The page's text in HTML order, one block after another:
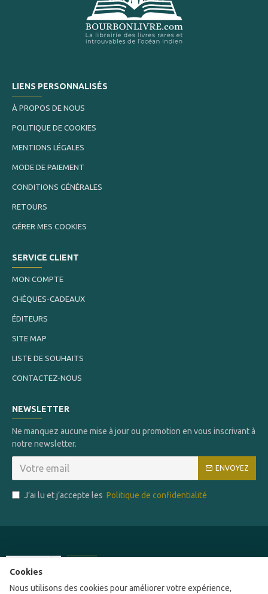
LIENS PERSONNALISÉS
À PROPOS DE NOUS
POLITIQUE DE COOKIES
MENTIONS LÉGALES
MODE DE PAIEMENT
CONDITIONS GÉNÉRALES
RETOURS
GÉRER MES COOKIES
SERVICE CLIENT
MON COMPTE
CHÈQUES-CADEAUX
ÉDITEURS
SITE MAP
LISTE DE SOUHAITS
CONTACTEZ-NOUS
NEWSLETTER
Ne manquez aucune mise à jour ou promotion en vous inscrivant à
notre newsletter.
ENVOYEZ
J’ai lu et j’accepte les Politique de confidentialité
dans le cadre du programme FEDER-FSE+
Cookies
Nous utilisons des cookies pour améliorer votre expérience,